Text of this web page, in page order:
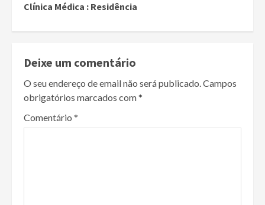
Clínica Médica : Residência
Deixe um comentário
O seu endereço de email não será publicado.Campos
obrigatórios marcados com*
Comentário *